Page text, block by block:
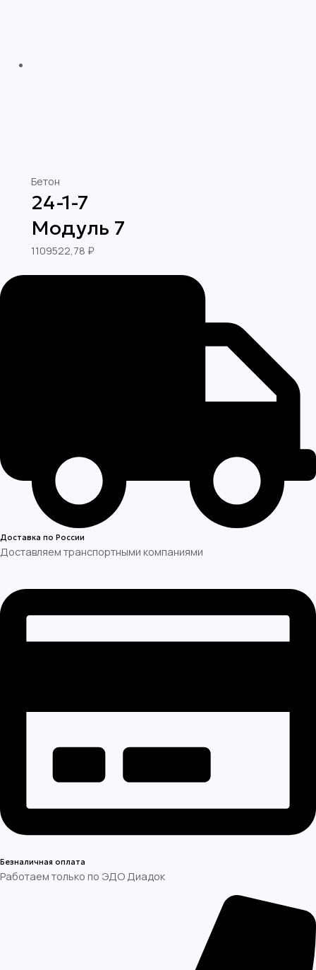
Бетон
24-1-7
Модуль 7
1109522,78 ₽
Доставка по России
Доставляем транспортными компаниями
Безналичная оплата
Работаем только по ЭДО Диадок